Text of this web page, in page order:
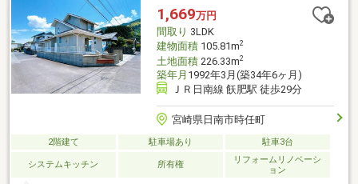
4LDKで、ご家族でゆったりとお住まいいただけます。毎日のお買
い物に便利な立地と、築浅ならではのきれいな室内が魅力の一邸
です。ぜひ現地でご覧ください。
1,669万円
間取り 3LDK
建物面積105.81m2
土地面積226.33m2
築年月 1992年3月(築34年6ヶ月)
ＪＲ日南線 飫肥駅 徒歩29分
宮崎県日南市時任町
2階建て 駐車場あり 駐車3台
システムキッチン 所有権
リフォームリノベーシ
ョン